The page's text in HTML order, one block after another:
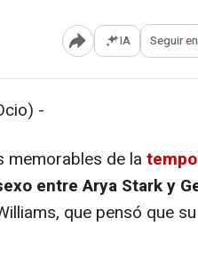
Abrir opciones
IA Seguir en
-
memorables de la
entre Arya Stark y
que pensó que